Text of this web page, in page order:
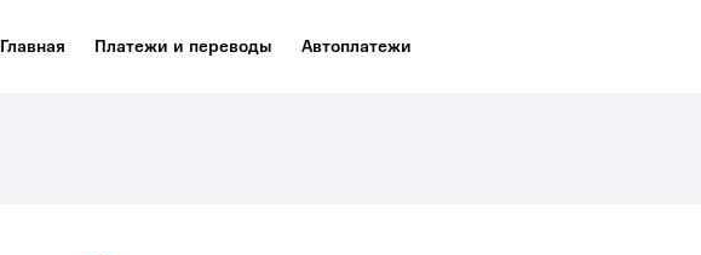
Главная Платежи и переводы Автоплатежи